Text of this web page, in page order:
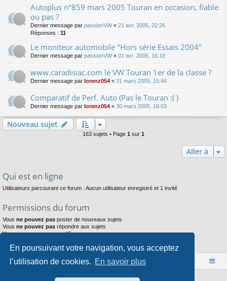
En poursuivant votre navigation, vous acceptez
l’utilisation de cookies. En savoir plus
Autoplus n°859 mars 2005 Touran en occasion, fiable
ou pas ?
Dernier message par passionVW« 21 avr. 2005, 22:26
Réponses : 11
Le moniteur automobile "Hors série Essais 2004"
Dernier message par passionVW« 01 avr. 2005, 16:18
www.caradisiac.com le VW Touran 1er de la classe ?
Dernier message par lorenz054 « 31 mars 2005, 15:44
Comparatif de Perf. Auto (Pas le Touran :( )
Dernier message par lorenz054 « 30 mars 2005, 16:03
Nouveau sujet
163 sujets • Page 1 sur 1
Aller à
Qui est en ligne
Utilisateurs parcourant ce forum : Aucun utilisateur enregistré et 1 invité
Permissions du forum
Vous ne pouvez pas poster de nouveaux sujets
Vous ne pouvez pas répondre aux sujets
Vousne pouvez pasmodifier vos messages
Vousne pouvez pasjoindre des fichiers
Accueil Index du forum
Développé parphpBB® Forum Software © phpBB Limited